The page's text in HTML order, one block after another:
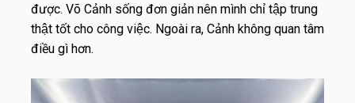
được. Võ Cảnh sống đơn giản nên mình chỉ tập trung
thật tốt cho công việc. Ngoài ra, Cảnh không quan tâm
điều gì hơn.